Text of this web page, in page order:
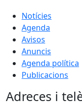
Notícies
Agenda
Avisos
Anuncis
Agenda política
Publicacions
Adreces i